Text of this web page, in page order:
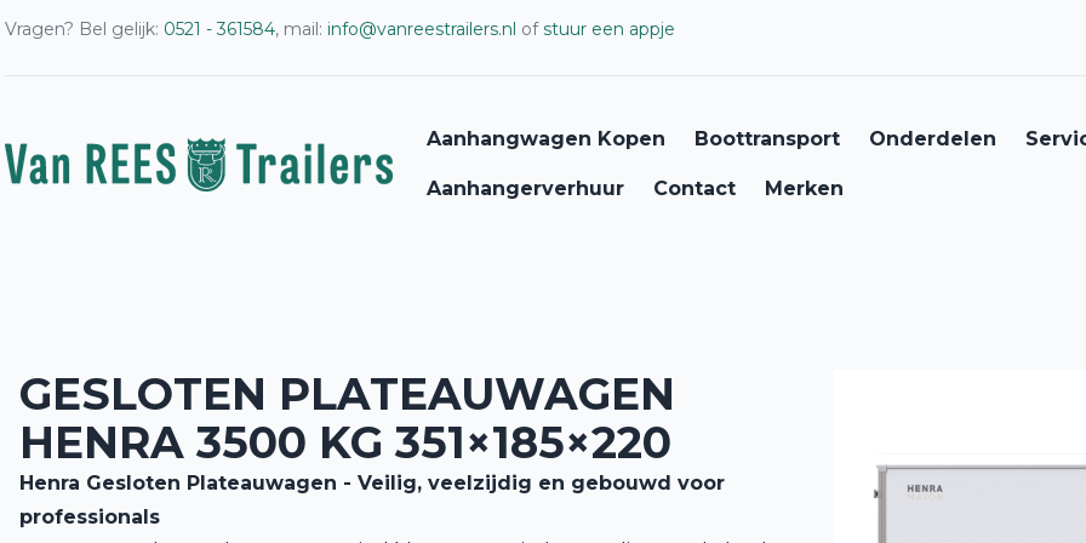
Vragen? Bel gelijk: 0521 - 361584, mail: info@vanreestrailers.nl ofstuur een appje
Aanhangwagen Kopen Boottransport Onderdelen
Aanhangerverhuur Contact Merken
GESLOTEN PLATEAUWAGEN
HENRA 3500 KG 351×185×220
Henra Gesloten Plateauwagen - Veilig, veelzijdig en gebouwd voor
professionals